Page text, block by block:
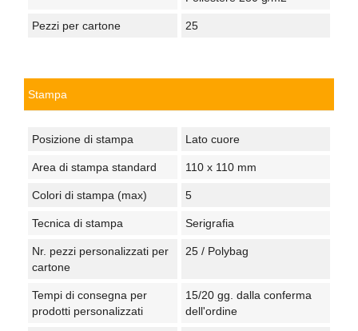
Pezzi per cartone 25
Stampa
Posizione di stampa Lato cuore
Area di stampa standard 110 x 110 mm
Colori di stampa (max) 5
Tecnica di stampa Serigrafia
Nr. pezzi personalizzati per
cartone
25 / Polybag
Tempi di consegna per
prodotti personalizzati
15/20 gg. dalla conferma
dell'ordine